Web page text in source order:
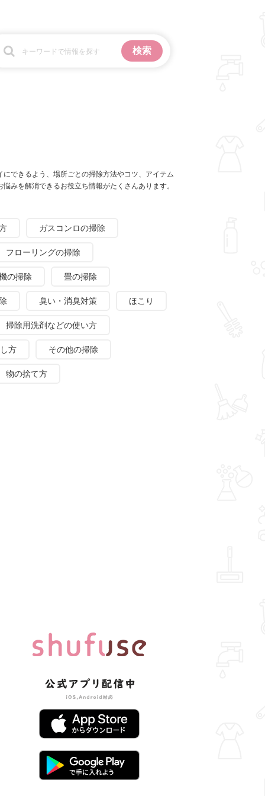
できるよう、場所ごとの掃除方法やコツ、アイテム
みを解消できるお役立ち情報がたくさんあります。
ガスコンロの掃除
フローリングの掃除
の掃除 畳の掃除
臭い・消臭対策 ほこり
掃除用洗剤などの使い方
方 その他の掃除
物の捨て方